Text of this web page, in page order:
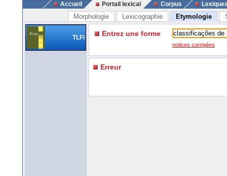
Accueil Portail lexical Corpus
Morphologie Lexicographie Etymologie
TLFi Entrez une forme
notices corrigées
Erreur